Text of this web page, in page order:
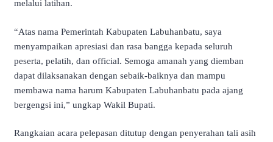
melalui latihan.
“Atas nama Pemerintah Kabupaten Labuhanbatu, saya
menyampaikan apresiasi dan rasa bangga kepada seluruh
peserta, pelatih, dan official. Semoga amanah yang diemban
dapat dilaksanakan dengan sebaik-baiknya dan mampu
membawa nama harum Kabupaten Labuhanbatu pada ajang
bergengsi ini,” ungkap Wakil Bupati.
Rangkaian acara pelepasan ditutup dengan penyerahan tali asih